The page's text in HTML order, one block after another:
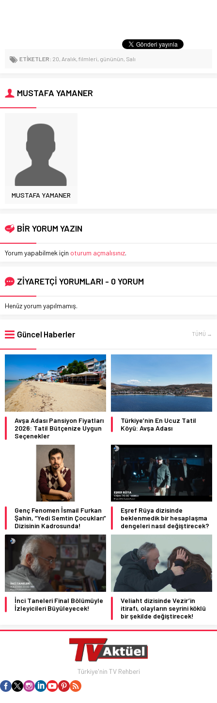
ETİKETLER: 20, Aralık, filmleri, gününün, Salı
MUSTAFA YAMANER
MUSTAFA YAMANER
BİR YORUM YAZIN
Yorum yapabilmek için oturum açmalısınız.
ZİYARETÇİ YORUMLARI - 0 YORUM
Henüz yorum yapılmamış.
Güncel Haberler TÜMÜ →
Avşa Adası Pansiyon Fiyatları
2026: Tatil Bütçenize Uygun
Seçenekler
Türkiye’nin En Ucuz Tatil
Köyü: Avşa Adası
Genç Fenomen İsmail Furkan
Şahin, “Yedi Semtin Çocukları”
Dizisinin Kadrosunda!
Eşref Rüya dizisinde
beklenmedik bir hesaplaşma
dengeleri nasıl değiştirecek?
İnci Taneleri Final Bölümüyle
İzleyicileri Büyüleyecek!
Veliaht dizisinde Vezir’in
itirafı, olayların seyrini köklü
bir şekilde değiştirecek!
Türkiye'nin TV Rehberi